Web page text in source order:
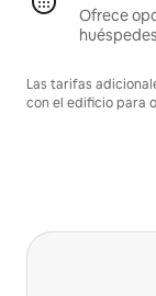
Ofrece
Las tarifas
con el edificio para